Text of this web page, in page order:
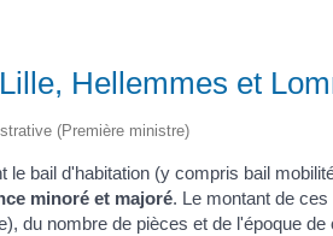
Hellemmes et
(Première ministre)
bail d'habitation (y compris bail
minoré et majoré. Le montant de ces
du nombre de pièces et de l'époque